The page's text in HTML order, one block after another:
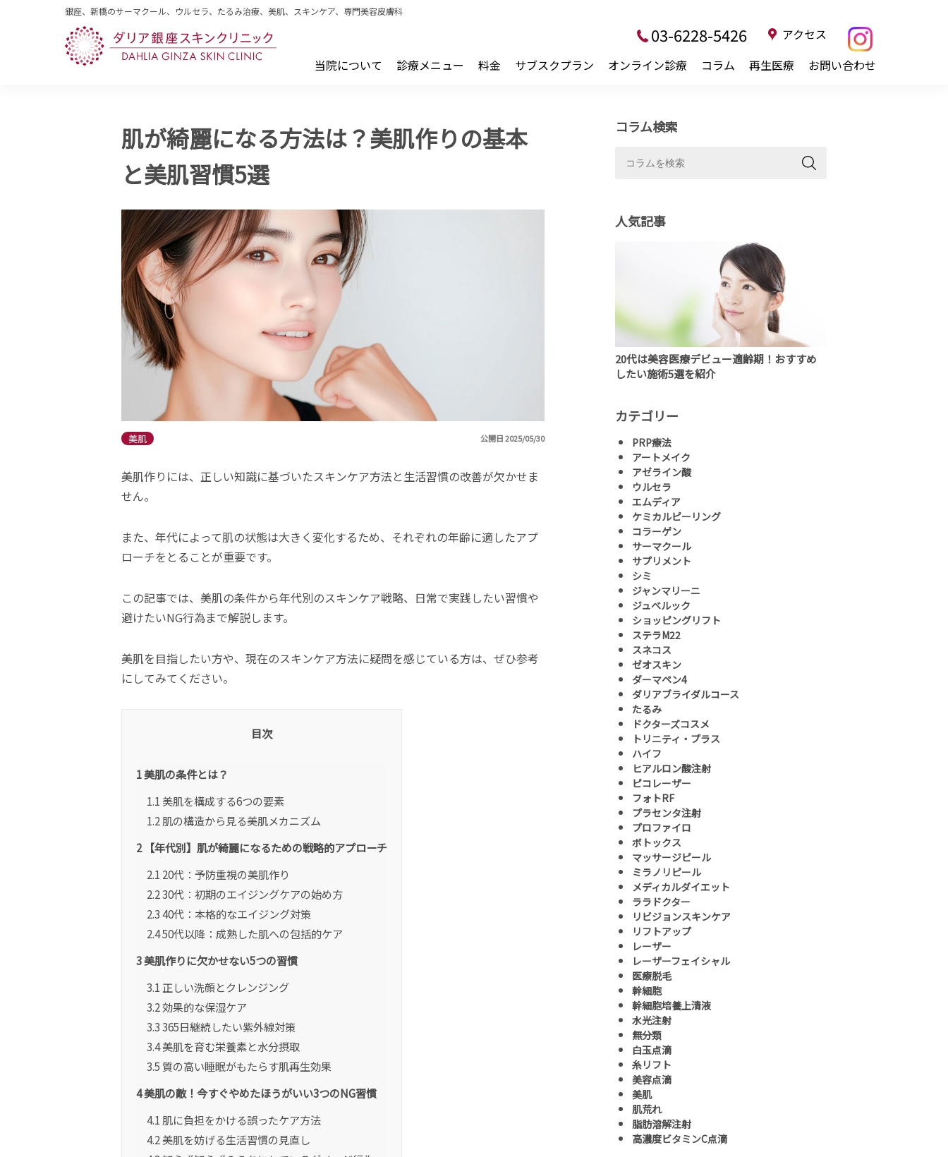
銀座、新橋のサーマクール、ウルセラ、たるみ治療、美肌、スキンケア、専門美容皮膚科
当院について 診療メニュー 料金 サブスクプラン オンライン診療 コラム 再生医療 お問い合わせ
03-6228-5426 アクセス
肌が綺麗になる方法は？美肌作りの基本
と美肌習慣5選
美肌 公開日 2025/05/30
美肌作りには、正しい知識に基づいたスキンケア方法と生活習慣の改善が欠かせま
せん。
また、年代によって肌の状態は大きく変化するため、それぞれの年齢に適したアプ
ローチをとることが重要です。
この記事では、美肌の条件から年代別のスキンケア戦略、日常で実践したい習慣や
避けたいNG行為まで解説します。
美肌を目指したい方や、現在のスキンケア方法に疑問を感じている方は、ぜひ参考
にしてみてください。
目次
1美肌の条件とは？
1.1 美肌を構成する6つの要素
1.2肌の構造から見る美肌メカニズム
2【年代別】肌が綺麗になるための戦略的アプローチ
2.1 20代：予防重視の美肌作り
2.230代：初期のエイジングケアの始め方
2.340代：本格的なエイジング対策
2.450代以降：成熟した肌への包括的ケア
3美肌作りに欠かせない5つの習慣
3.1 正しい洗顔とクレンジング
3.2効果的な保湿ケア
3.3365日継続したい紫外線対策
3.4美肌を育む栄養素と水分摂取
3.5質の高い睡眠がもたらす肌再生効果
4美肌の敵！今すぐやめたほうがいい3つのNG習慣
4.1 肌に負担をかける誤ったケア方法
4.2美肌を妨げる生活習慣の見直し
コラム検索
人気記事
20代は美容医療デビュー適齢期！おすすめ
したい施術5選を紹介
カテゴリー
PRP療法
アートメイク
アゼライン酸
ウルセラ
エムディア
ケミカルピーリング
コラーゲン
サーマクール
サプリメント
シミ
ジャンマリーニ
ジュベルック
ショッピングリフト
ステラM22
スネコス
ゼオスキン
ダーマペン4
ダリアブライダルコース
たるみ
ドクターズコスメ
トリニティ・プラス
ハイフ
ヒアルロン酸注射
ピコレーザー
フォトRF
プラセンタ注射
プロファイロ
ボトックス
マッサージピール
ミラノリピール
メディカルダイエット
ララドクター
リビジョンスキンケア
リフトアップ
レーザー
レーザーフェイシャル
医療脱毛
幹細胞
幹細胞培養上清液
水光注射
無分類
白玉点滴
糸リフト
美容点滴
美肌
肌荒れ
脂肪溶解注射
高濃度ビタミンC点滴